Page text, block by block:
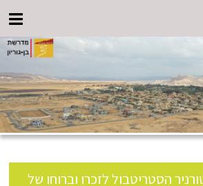
שני | 13.7 | טורניר הסטריטבול לזכרו וברוחו של